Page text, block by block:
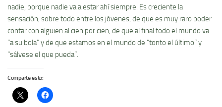
nadie, porque nadie va a estar ahí siempre. Es creciente la
sensación, sobre todo entre los jóvenes, de que es muy raro poder
contar con alguien al cien por cien, de que al final todo el mundo va
“a su bola” y de que estamos en el mundo de “tonto el último” y
“sálvese el que pueda”.
Comparte esto: